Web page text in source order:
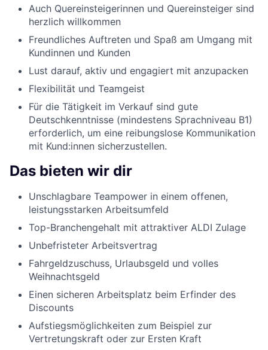
Auch Quereinsteigerinnen und Quereinsteiger sind
herzlich willkommen
Freundliches Auftreten und Spaß am Umgang mit
Kundinnen und Kunden
Lust darauf, aktiv und engagiert mit anzupacken
Flexibilität und Teamgeist
Für die Tätigkeit im Verkauf sind gute
Deutschkenntnisse (mindestens Sprachniveau B1)
erforderlich, um eine reibungslose Kommunikation
mit Kund:innen sicherzustellen.
Das bieten wir dir
Unschlagbare Teampower in einem offenen,
leistungsstarken Arbeitsumfeld
Top-Branchengehalt mit attraktiver ALDI Zulage
Unbefristeter Arbeitsvertrag
Fahrgeldzuschuss, Urlaubsgeld und volles
Weihnachtsgeld
Einen sicheren Arbeitsplatz beim Erfinder des
Discounts
Aufstiegsmöglichkeiten zum Beispiel zur
Vertretungskraft oder zur Ersten Kraft